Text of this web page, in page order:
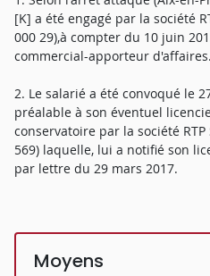
[K] a été engagé par la société
000 29),à compter du 10 juin
commercial-apporteur d'affaires.
2. Le salarié a été convoqué le
préalable à son éventuel
conservatoire par la société
569) laquelle, lui a notifié son
par lettre du 29 mars 2017.
Moyens